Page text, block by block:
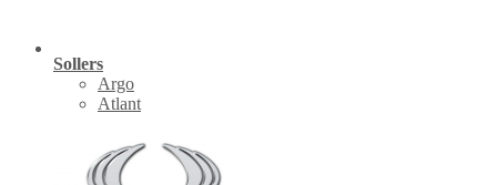
Sollers
Argo
Atlant